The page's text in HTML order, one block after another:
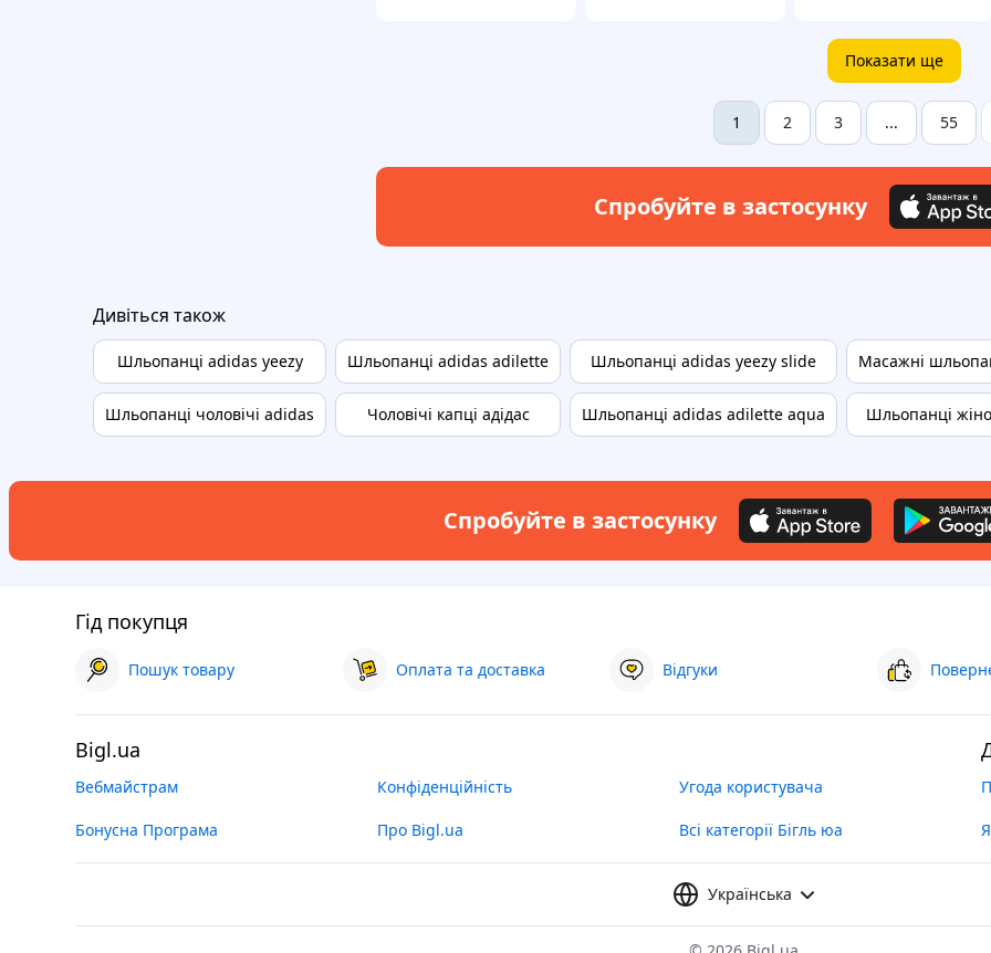
Показати ще
1 2 3 ... 55
Спробуйте в застосунку
Дивіться також
Шльопанці adidas yeezy
Шльопанці чоловічі adidas
Шльопанці adidas adilette
Чоловічі капці адідас
Шльопанці adidas yeezy slide
Шльопанці adidas adilette aqua
Масажні
Шльопанці
Спробуйте в застосунку
Гід покупця
Пошук товару Оплата та доставка Відгуки
Bigl.ua
Вебмайстрам Конфіденційність Угода користувача
Бонусна Програма Про Bigl.ua Всі категорії Бігль юа
Українська